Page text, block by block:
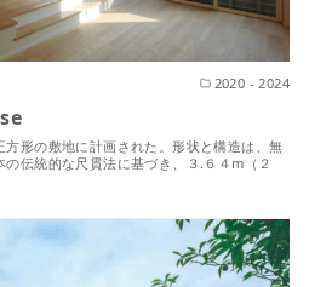
2020 - 2024
形の敷地に計画された。形状と構造は、無
伝統的な尺貫法に基づき、３.６４m（２